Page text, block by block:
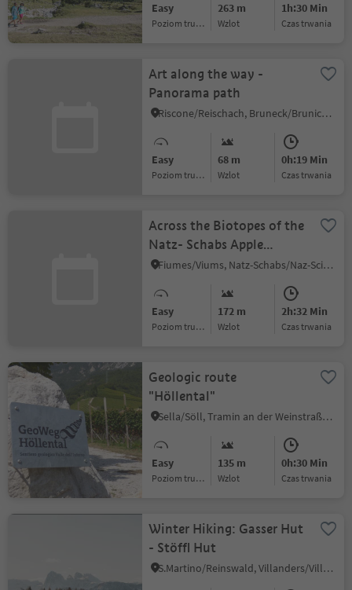
Easy
Poziom trudności
263 m
Wzlot
1h:30 Min
czas trwania
Art along the way -
Panorama path
Riscone/Reischach, Bruneck/Brunico, Dolomites Region Kronplatz/Plan de Corones
Easy
Poziom trudności
68 m
Wzlot
0h:19 Min
czas trwania
Across the Biotopes of the
Natz- Schabs Apple
Plateau
Fiumes/Viums, Natz-Schabs/Naz-Sciaves, Brixen/Bressanone and environs
Easy
Poziom trudności
172 m
Wzlot
2h:32 Min
czas trwania
Geologic route
"Höllental"
Sella/Söll, Tramin an der Weinstraße/Termeno sulla Strada del Vino, Alto Adige Wine Road
Easy
Poziom trudności
135 m
Wzlot
0h:30 Min
czas trwania
Winter Hiking: Gasser Hut
- Stöffl Hut
S.Martino/Reinswald, Villanders/Villandro, Brixen/Bressanone and environs